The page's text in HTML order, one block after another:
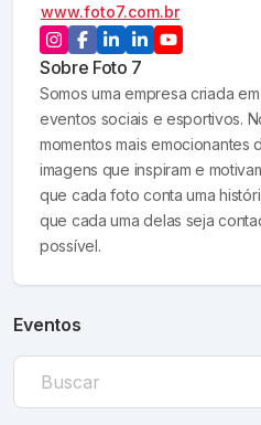
www.foto7.com.br
Sobre Foto 7
Somos uma empresa criada
eventos sociais e esportivos. Nossa missão é eternizar os
momentos mais emocionantes
imagens que inspiram e
que cada foto conta uma
que cada uma delas seja
possível.
Eventos